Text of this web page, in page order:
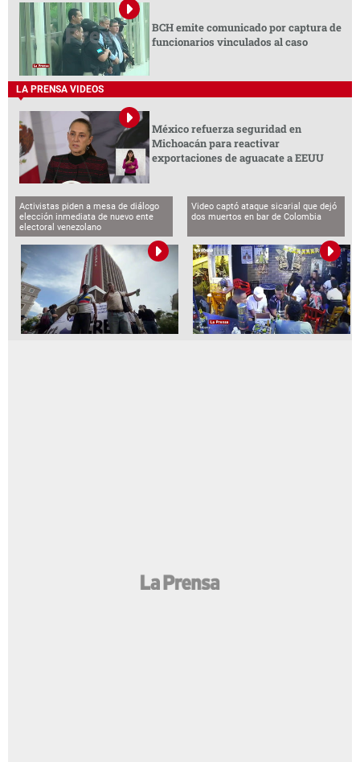
BCH emite comunicado por captura de
funcionarios vinculados al caso
LA PRENSA VIDEOS
México refuerza seguridad en
Michoacán para reactivar
exportaciones de aguacate a EEUU
Activistas piden a mesa de diálogo
elección inmediata de nuevo ente
electoral venezolano
Video captó ataque sicarial que dejó
dos muertos en bar de Colombia